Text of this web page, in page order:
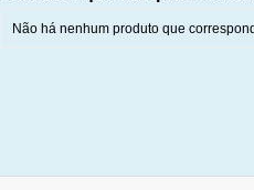
Não há nenhum produto que